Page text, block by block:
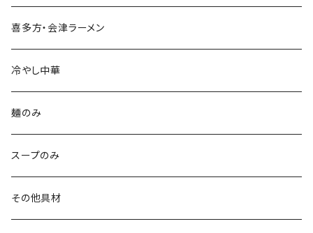
喜多方・会津ラーメン
冷やし中華
麺のみ
スープのみ
その他具材